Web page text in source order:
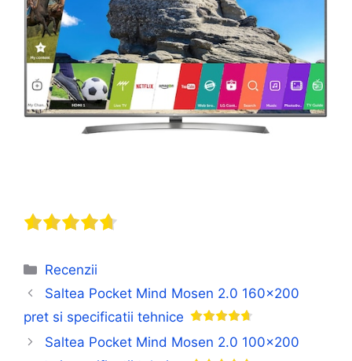
Categorii
Recenzii
Saltea Pocket Mind Mosen 2.0 160×200
pret si specificatii tehnice
Saltea Pocket Mind Mosen 2.0 100×200